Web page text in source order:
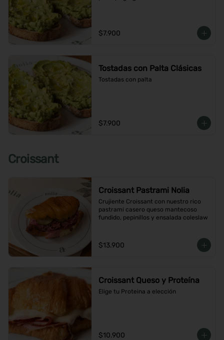
$7.900
Tostadas con Palta Clásicas
Tostadas con palta
$7.900
Croissant
Croissant Pastrami Nolia
Crujiente Croissant con nuestro rico
pastrami casero queso mantecoso
fundido, pepinillos y ensalada coleslaw
$13.900
Croissant Queso y Proteína
Elige tu Proteina a elección
$10.900